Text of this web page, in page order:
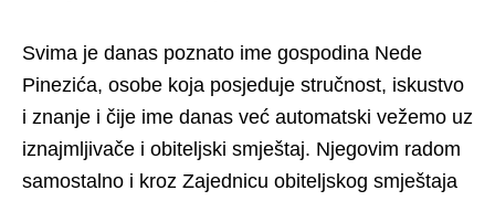
Svima je danas poznato ime gospodina Nede
Pinezića, osobe koja posjeduje stručnost, iskustvo
i znanje i čije ime danas već automatski vežemo uz
iznajmljivače i obiteljski smještaj. Njegovim radom
samostalno i kroz Zajednicu obiteljskog smještaja